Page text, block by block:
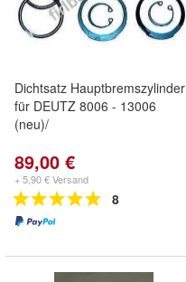
Dichtsatz Hauptbremszylinder
für DEUTZ 8006 - 13006
(neu)/
89,00 €
+ 5,90 € Versand
8